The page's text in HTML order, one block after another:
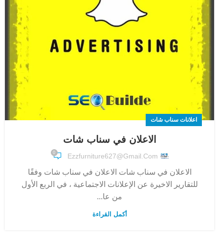
اعلانات سناب شات
الاعلان في سناب شات
Ezzfurniture627@gmail.com
0
الاعلان في سناب شات الاعلان في سناب شات وفقًا
للتقارير الاخيرة عن الإعلانات الاجتماعية ، في الربع الأول
من عا...
أكمل القراءة